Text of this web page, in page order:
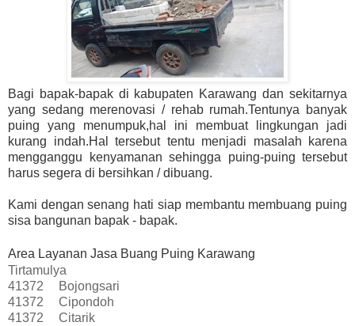
Bagi bapak-bapak di kabupaten Karawang dan sekitarnya
yang sedang merenovasi / rehab rumah.Tentunya banyak
puing yang menumpuk,hal ini membuat lingkungan jadi
kurang indah.Hal tersebut tentu menjadi masalah karena
mengganggu kenyamanan sehingga puing-puing tersebut
harus segera di bersihkan / dibuang.
Kami dengan senang hati siap membantu membuang puing
sisa bangunan bapak - bapak.
Area Layanan Jasa Buang Puing Karawang
Tirtamulya
41372
Bojongsari
41372
Cipondoh
41372
Citarik